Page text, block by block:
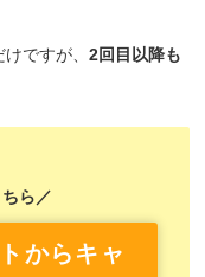
ですが、 2回目以降も
ら／
からキャ